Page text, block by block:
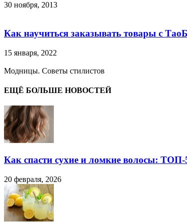
30 ноября, 2013
Как научиться заказывать товары с
15 января, 2022
Модницы. Советы стилистов
ЕЩЁ БОЛЬШЕ НОВОСТЕЙ
Как спасти сухие и ломкие волосы:
20 февраля, 2026